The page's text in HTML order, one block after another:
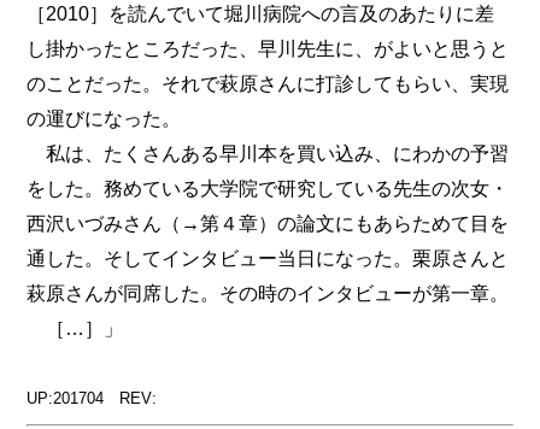
［2010］を読んでいて堀川病院への言及のあたりに差
し掛かったところだった、早川先生に、がよいと思うと
のことだった。それで萩原さんに打診してもらい、実現
の運びになった。
私は、たくさんある早川本を買い込み、にわかの予習
をした。務めている大学院で研究している先生の次女・
西沢いづみさん（→第４章）の論文にもあらためて目を
通した。そしてインタビュー当日になった。栗原さんと
萩原さんが同席した。その時のインタビューが第一章。
［…］」
UP:201704 REV: